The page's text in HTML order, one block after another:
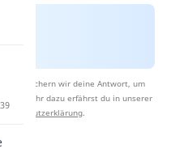
speichern wir deine Antwort, um
Mehr dazu erfährst du in unserer
.